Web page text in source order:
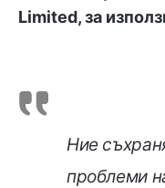
Limited, за
Ние
проблеми